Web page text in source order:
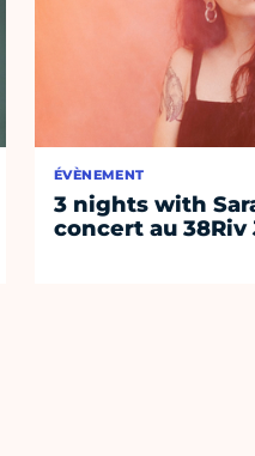
ÉVÈNEMENT
3 nights with
concert au 38Riv